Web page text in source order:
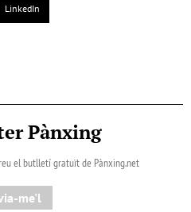
LinkedIn
Pànxing
el butlletí gratuït de Pànxing.net​
me'l